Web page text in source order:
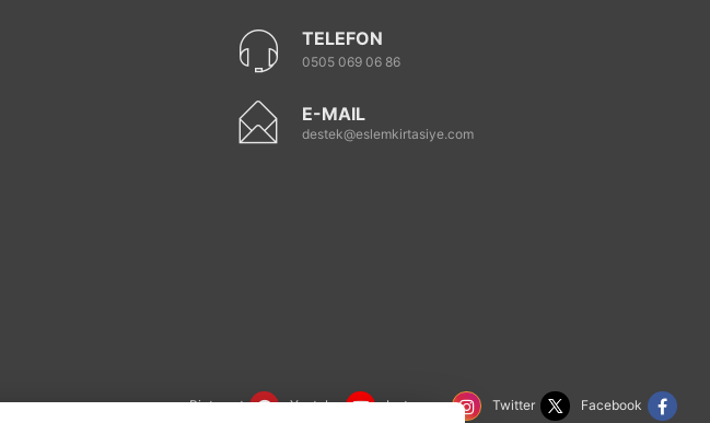
TELEFON
0505 069 06 86
E-MAIL
destek@eslemkirtasiye.com
Facebook
Twitter
Instagram
Youtube
Pinterest